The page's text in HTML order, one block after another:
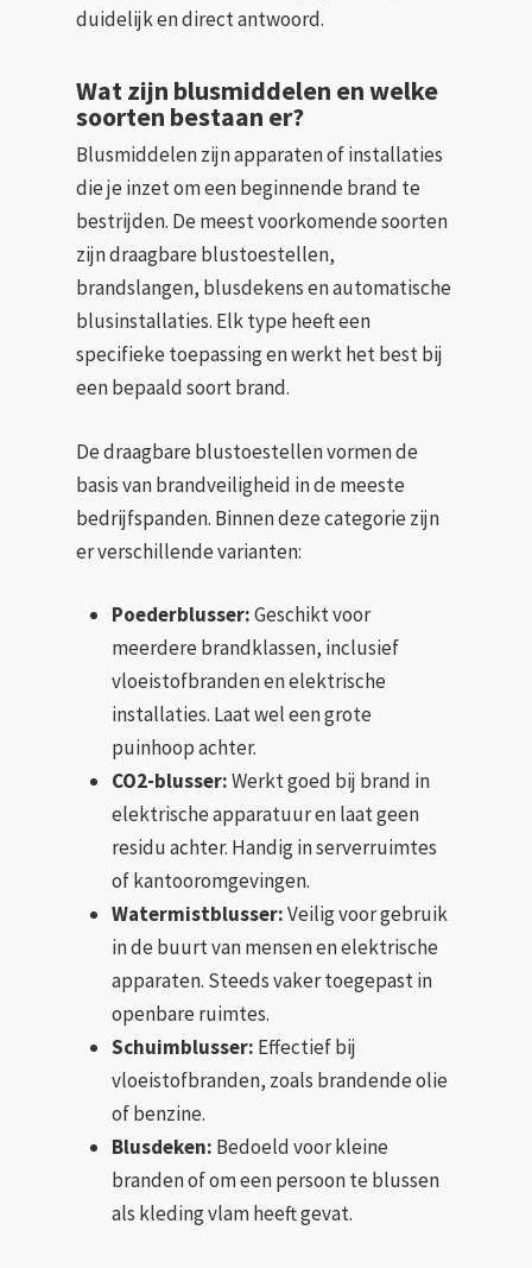
duidelijk en direct antwoord.
Wat zijn blusmiddelen en welke
soorten bestaan er?
Blusmiddelen zijn apparaten of installaties
die je inzet om een beginnende brand te
bestrijden. De meest voorkomende soorten
zijn draagbare blustoestellen,
brandslangen, blusdekens en automatische
blusinstallaties. Elk type heeft een
specifieke toepassing en werkt het best bij
een bepaald soort brand.
De draagbare blustoestellen vormen de
basis van brandveiligheid in de meeste
bedrijfspanden. Binnen deze categorie zijn
er verschillende varianten:
Poederblusser:Geschikt voor
meerdere brandklassen, inclusief
vloeistofbranden en elektrische
installaties. Laat wel een grote
puinhoop achter.
CO2-blusser:Werkt goed bij brand in
elektrische apparatuur en laat geen
residu achter. Handig in serverruimtes
of kantooromgevingen.
Watermistblusser:Veilig voor gebruik
in de buurt van mensen en elektrische
apparaten. Steeds vaker toegepast in
openbare ruimtes.
Schuimblusser: Effectief bij
vloeistofbranden, zoals brandende olie
of benzine.
Blusdeken: Bedoeld voor kleine
branden of om een persoon te blussen
als kleding vlam heeft gevat.